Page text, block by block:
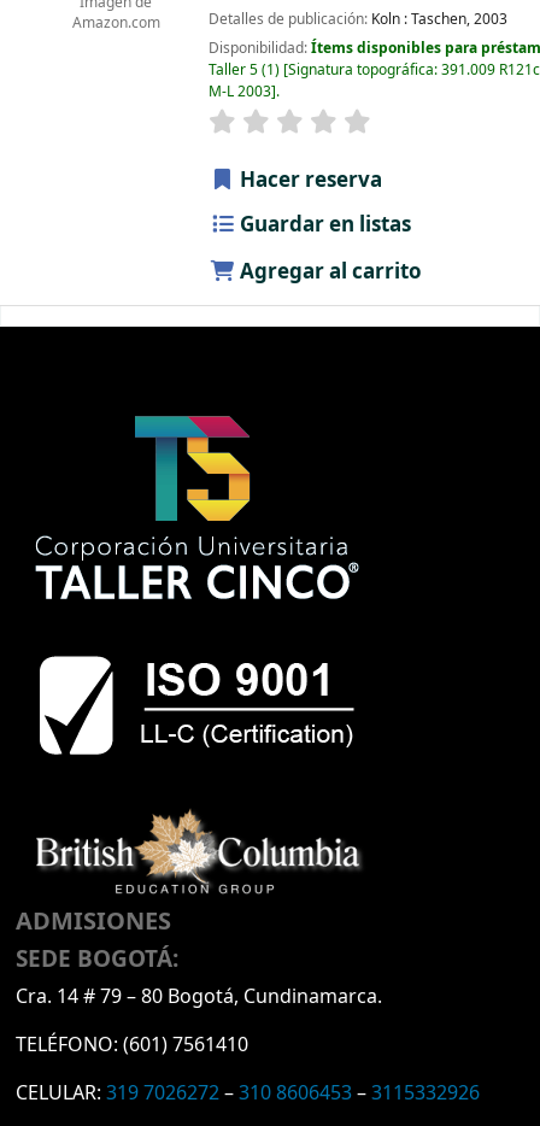
Amazon.com
Detalles de publicación: Koln :Taschen,2003
Disponibilidad:Ítems disponibles para
Taller 5(1) Signatura topográfica:391.009 R121c
M-L 2003 .
Hacer reserva
Guardar en listas
Agregar al carrito
ADMISIONES
SEDE BOGOTÁ:
Cra. 14 # 79 – 80 Bogotá, Cundinamarca.
TELÉFONO:(601) 7561410
CELULAR:319 7026272–310 8606453–3115332926